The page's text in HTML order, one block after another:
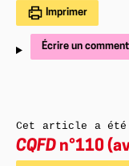
Imprimer
Écrire un
Cet article a été
CQFD n°110